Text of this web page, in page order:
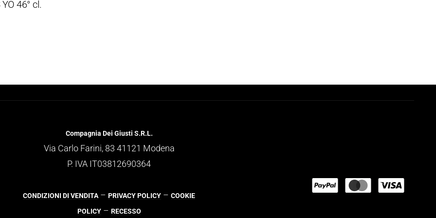
46° cl.
Compagnia Dei Giusti S.R.L.
Via Carlo Farini, 83 41121 Modena
P. IVA IT03812690364
CONDIZIONI DI VENDITA – PRIVACY POLICY – COOKIE
POLICY– RECESSO